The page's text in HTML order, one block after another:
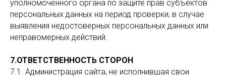
уполномоченного органа по защите прав субъектов
персональных данных на период проверки, в случае
выявления недостоверных персональных данных или
неправомерных действий.
7.ОТВЕТСТВЕННОСТЬ СТОРОН
7.1. Администрация сайта, не исполнившая свои